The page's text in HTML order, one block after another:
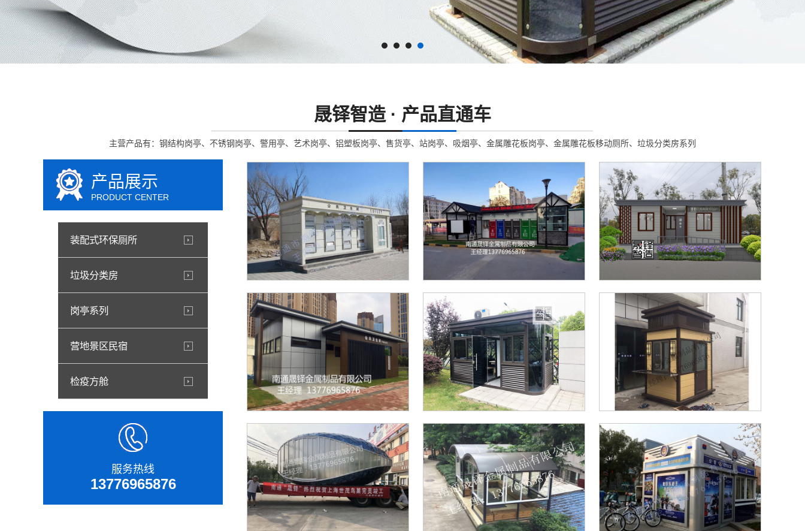
晟铎智造 · 产品直通车
主营产品有：钢结构岗亭、不锈钢岗亭、警用亭、艺术岗亭、铝塑板岗亭、售货亭、站岗亭、吸烟亭、金属雕花板岗亭、金属雕花板移动厕所、垃圾分类房系列
产品展示
PRODUCT CENTER
装配式环保厕所
垃圾分类房
岗亭系列
营地景区民宿
检疫方舱
服务热线
13776965876